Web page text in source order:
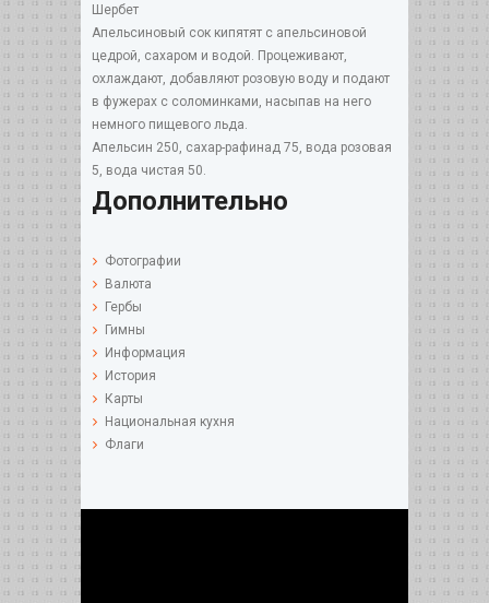
Шербет
Апельсиновый сок кипятят с апельсиновой
цедрой, сахаром и водой. Процеживают,
охлаждают, добавляют розовую воду и подают
в фужерах с соломинками, насыпав на него
немного пищевого льда.
Апельсин 250, сахар-рафинад 75, вода розовая
5, вода чистая 50.
Дополнительно
Фотографии
Валюта
Гербы
Гимны
Информация
История
Карты
Национальная кухня
Флаги